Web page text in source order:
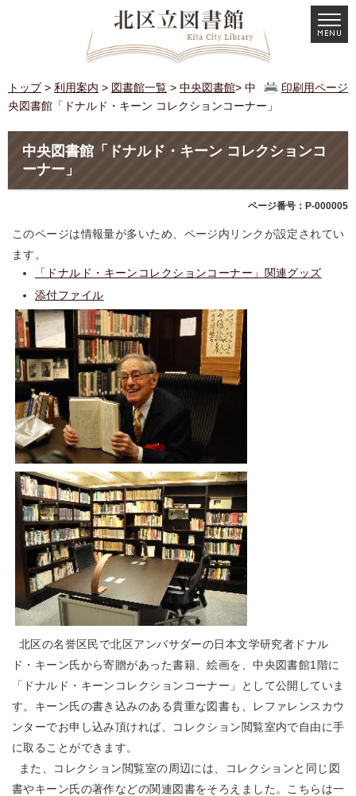
印刷用ページ
トップ> 利用案内 > 図書館一覧 > 中央図書館> 中
央図書館「ドナルド・キーン コレクションコーナー」
中央図書館「ドナルド・キーン コレクションコ
ーナー」
ページ番号：P-000005
このページは情報量が多いため、ページ内リンクが設定されてい
ます。
「ドナルド・キーンコレクションコーナー」関連グッズ
添付ファイル
北区の名誉区民で北区アンバサダーの日本文学研究者ドナル
ド・キーン氏から寄贈があった書籍、絵画を、中央図書館1階に
「ドナルド・キーンコレクションコーナー」として公開していま
す。キーン氏の書き込みのある貴重な図書も、レファレンスカウ
ンターでお申し込み頂ければ、コレクション閲覧室内で自由に手
に取ることができます。
また、コレクション閲覧室の周辺には、コレクションと同じ図
書やキーン氏の著作などの関連図書をそろえました。こちらは一